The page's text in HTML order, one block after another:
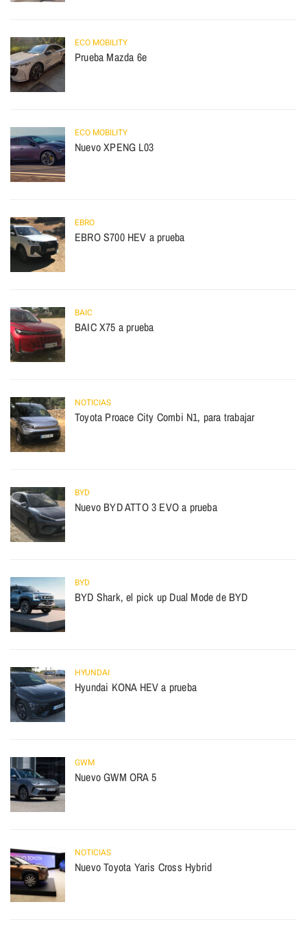
ECO MOBILITY
Prueba Mazda 6e
ECO MOBILITY
Nuevo XPENG L03
EBRO
EBRO S700 HEV a prueba
BAIC
BAIC X75 a prueba
NOTICIAS
Toyota Proace City Combi N1, para trabajar
BYD
Nuevo BYD ATTO 3 EVO a prueba
BYD
BYD Shark, el pick up Dual Mode de BYD
HYUNDAI
Hyundai KONA HEV a prueba
GWM
Nuevo GWM ORA 5
NOTICIAS
Nuevo Toyota Yaris Cross Hybrid